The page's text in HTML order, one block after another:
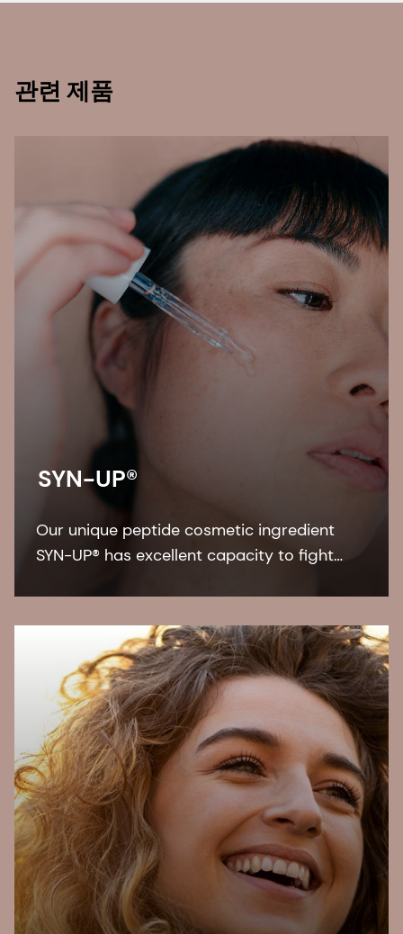
관련 제품
SYN-UP®
Our unique peptide cosmetic ingredient
SYN-UP® has excellent capacity to fight
common skin bacteria.